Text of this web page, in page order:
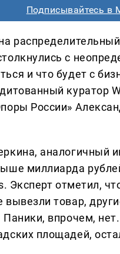
Подписывайтесь в
с
и что будет с
куратор
России»
аналогичный
миллиарда
Эксперт отметил,
вывезли товар,
Паники, впрочем,
площадей,